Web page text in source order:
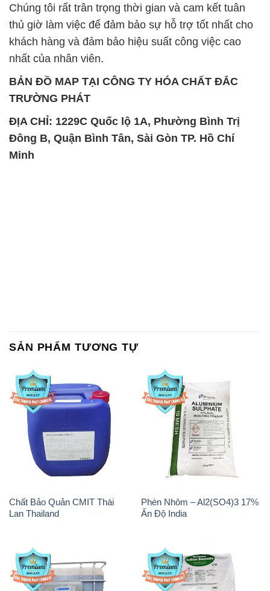
BẢN ĐỒ MAP TẠI CÔNG TY HÓA CHẤT ĐẮC
TRƯỜNG PHÁT
ĐỊA CHỈ: 1229C Quốc lộ 1A, Phường Bình Trị
Đông B, Quận Bình Tân, Sài Gòn TP. Hồ Chí
Minh
Chất Bảo Quản CMIT Thái
Lan Thailand
Phèn Nhôm – Al2(SO4)3 17%
Ấn Độ India